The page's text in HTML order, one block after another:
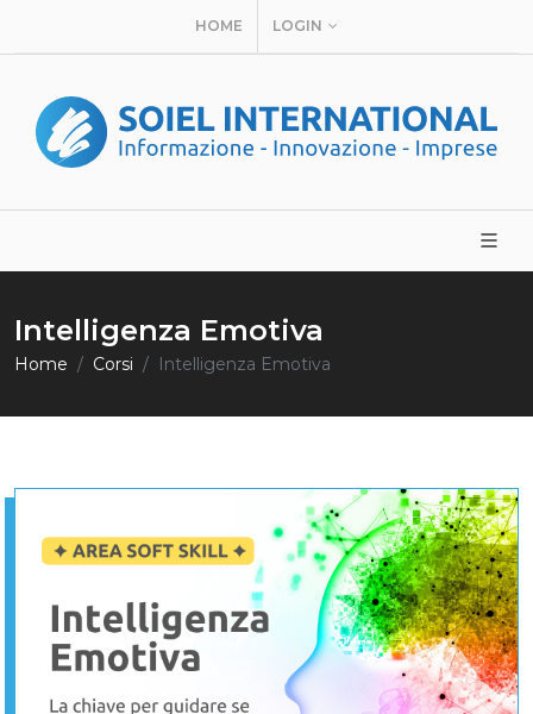
HOME LOGIN
Intelligenza Emotiva
Home Corsi Intelligenza Emotiva